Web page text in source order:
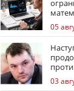
05
03